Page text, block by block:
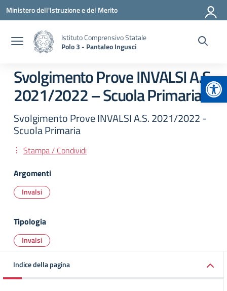
Vai ai contenuti
Vai al menu di navigazione
Vai al footer
Ministero dell'Istruzione e del Merito
Istituto Comprensivo Statale
Polo 3 - Pantaleo Ingusci
Svolgimento Prove INVALSI A.S.
2021/2022 – Scuola Primaria
Svolgimento Prove INVALSI A.S. 2021/2022 -
Scuola Primaria
Stampa / Condividi
Argomenti
Invalsi
Tipologia
Invalsi
Indice della pagina